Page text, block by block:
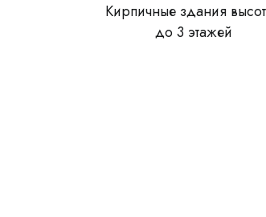
Кирпичные здания
до 3 этажей